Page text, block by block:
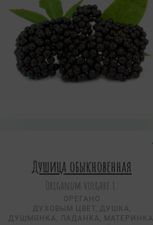
Душица обыкновенная
Origanum vulgare L.
ОРЕГАНО
ДУХОВЫМ ЦВЕТ, ДУШКА,
ДУШМЯНКА, ЛАДАНКА, МАТЕРИНКА,